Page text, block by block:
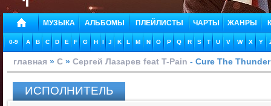
МУЗЫКА АЛЬБОМЫ ПЛЕЙЛИСТЫ ЧАРТЫ ЖАНРЫ
0-9 A B C D E F G H I J K L M N O P Q R S T U V W X Y
главная » С » Сергей Лазарев feat T-Pain - Cure The
ИСПОЛНИТЕЛЬ